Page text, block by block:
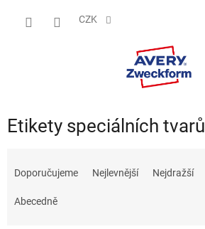
CZK
Etikety speciálních tvarů
Doporučujeme Nejlevnější Nejdražší
Abecedně